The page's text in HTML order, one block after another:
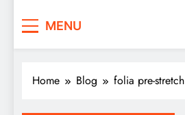
MENU
Home Blog folia pre-stretch